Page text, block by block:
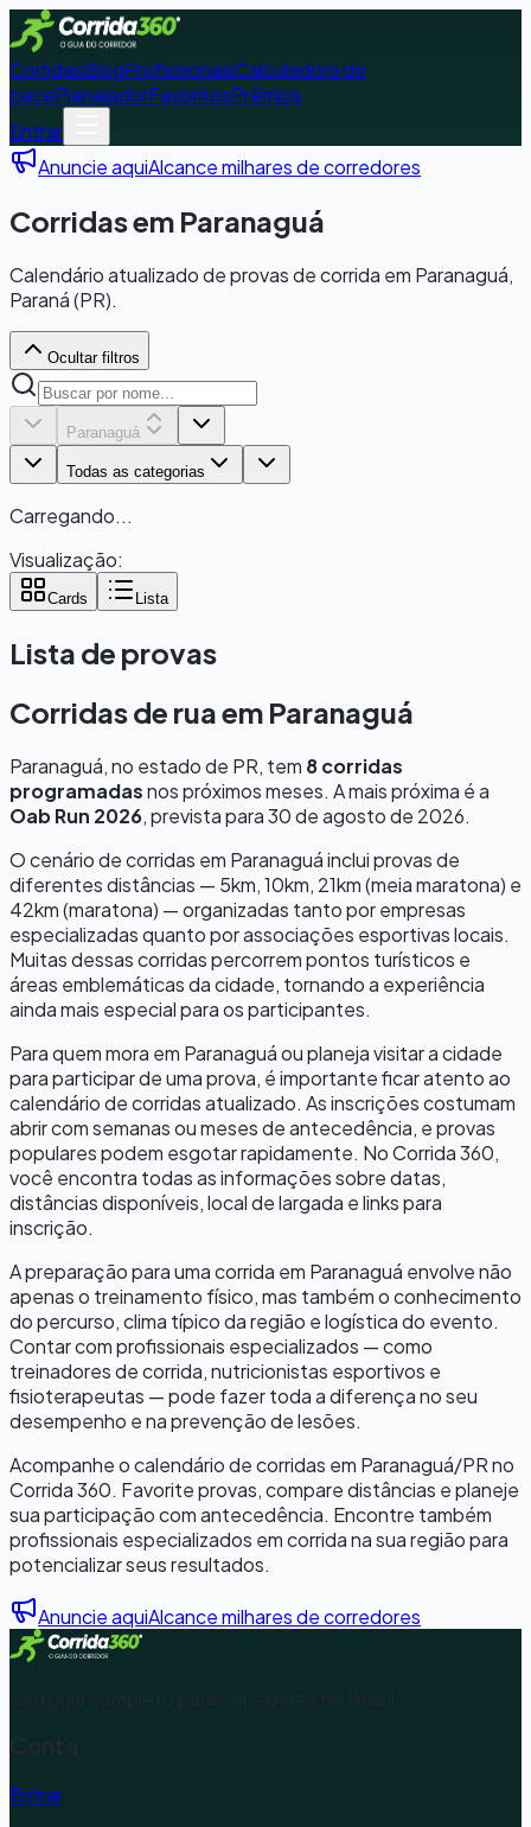
CorridasBlogProfissionaisCalculadora de
pacePlanejadorFavoritosPrêmios
Entrar
Anuncie aquiAlcance milhares de corredores
Corridas em Paranaguá
Calendário atualizado de provas de corrida em Paranaguá,
Paraná (PR).
Ocultar filtros
Paranaguá
Todas as categorias
Carregando...
Visualização:
Cards Lista
Lista de provas
Corridas de rua em Paranaguá
Paranaguá, no estado de PR, tem 8corridas
programadasnos próximos meses. A mais próxima é a
Oab Run 2026, prevista para30 de agosto de 2026.
O cenário de corridas em Paranaguáinclui provas de
diferentes distâncias — 5km, 10km, 21km (meia maratona) e
42km (maratona) — organizadas tanto por empresas
especializadas quanto por associações esportivas locais.
Muitas dessas corridas percorrem pontos turísticos e
áreas emblemáticas da cidade, tornando a experiência
ainda mais especial para os participantes.
Para quem mora em Paranaguáou planeja visitar a cidade
para participar de uma prova, é importante ficar atento ao
calendário de corridas atualizado. As inscrições costumam
abrir com semanas ou meses de antecedência, e provas
populares podem esgotar rapidamente. No Corrida 360,
você encontra todas as informações sobre datas,
distâncias disponíveis, local de largada e links para
inscrição.
A preparação para uma corrida em Paranaguá envolve não
apenas o treinamento físico, mas também o conhecimento
do percurso, clima típico da região e logística do evento.
Contar com profissionais especializados — como
treinadores de corrida, nutricionistas esportivos e
fisioterapeutas — pode fazer toda a diferença no seu
desempenho e na prevenção de lesões.
Acompanhe o calendário de corridas em Paranaguá/PRno
Corrida 360. Favorite provas, compare distâncias e planeje
sua participação com antecedência. Encontre também
profissionais especializados em corrida na sua região para
potencializar seus resultados.
Anuncie aquiAlcance milhares de corredores
Seu guia completo para corredores no Brasil.
Conta
Entrar